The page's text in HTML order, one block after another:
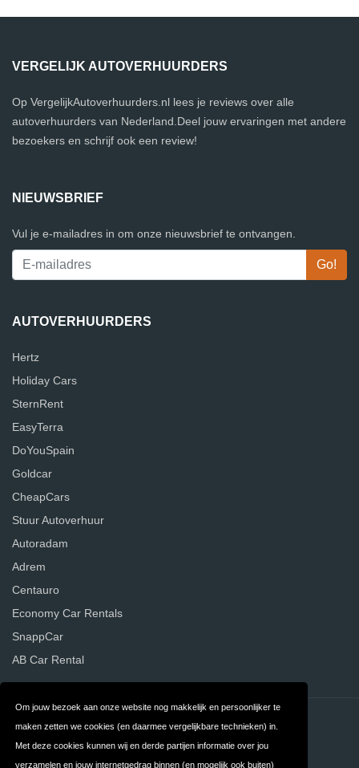
Om jouw bezoek aan onze website nog makkelijk en persoonlijker te
maken zetten we cookies (en daarmee vergelijkbare technieken) in.
Met deze cookies kunnen wij en derde partijen informatie over jou
verzamelen en jouw internetgedrag binnen (en mogelijk ook buiten)
VERGELIJK AUTOVERHUURDERS
Op VergelijkAutoverhuurders.nl lees je reviews over alle
autoverhuurders van Nederland.Deel jouw ervaringen met andere
bezoekers en schrijf ook een review!
NIEUWSBRIEF
Vul je e-mailadres in om onze nieuwsbrief te ontvangen.
AUTOVERHUURDERS
Hertz
Holiday Cars
SternRent
EasyTerra
DoYouSpain
Goldcar
CheapCars
Stuur Autoverhuur
Autoradam
Adrem
Centauro
Economy Car Rentals
SnappCar
AB Car Rental
Contact Privacy
Algemene FAQ